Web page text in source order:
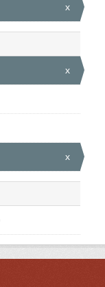
x
x
x